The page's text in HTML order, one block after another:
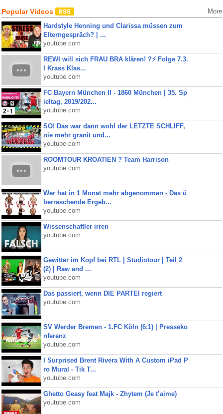
Popular Videos More
Hardstyle Henning und Clarissa müssen zum
Elterngespräch? | ...
youtube.com
REWI will sich FRAU BRA klären! ?⚡️ Folge 7.3.
I Krass Klas...
youtube.com
FC Bayern München II - 1860 München | 35. Sp
ieltag, 2019/202...
youtube.com
SO! Das war dann wohl der LETZTE SCHLIFF,
nie mehr granit und...
youtube.com
ROOMTOUR KROATIEN ? Team Harrison
youtube.com
Wer hat in 1 Monat mehr abgenommen - Das ü
berraschende Ergeb...
youtube.com
Wissenschaftler irren
youtube.com
Gewitter im Kopf bei RTL | Studiotour | Teil 2
(2) | Raw and ...
youtube.com
Das passiert, wenn DIE PARTEI regiert
youtube.com
SV Werder Bremen - 1.FC Köln (6:1) | Presseko
nferenz
youtube.com
I Surprised Brent Rivera With A Custom iPad P
ro Mural - Tik T...
youtube.com
Ghetto Geasy feat Majk - Zhytem (Je t’aime)
youtube.com